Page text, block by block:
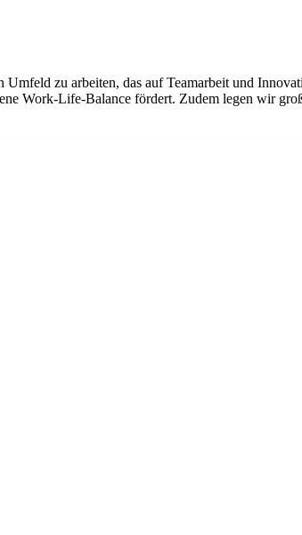
zu arbeiten, das auf Teamarbeit und
Work-Life-Balance fördert. Zudem legen wir